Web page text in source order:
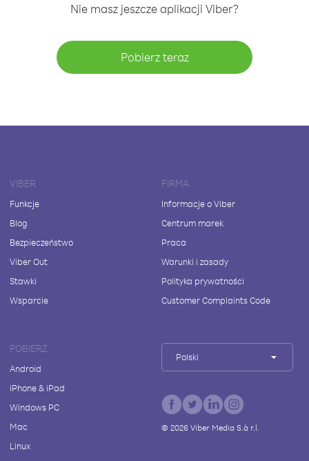
Nie masz jeszcze aplikacji Viber?
Pobierz teraz
VIBER
Funkcje
Blog
Bezpieczeństwo
Viber Out
Stawki
Wsparcie
FIRMA
Informacje o Viber
Centrum marek
Praca
Warunki i zasady
Polityka prywatności
Customer Complaints Code
POBIERZ
Android
iPhone & iPad
Windows PC
Mac
Linux
Polski
© 2026Viber Media S.à r.l.